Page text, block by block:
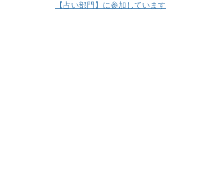
【占い部門】に参加しています